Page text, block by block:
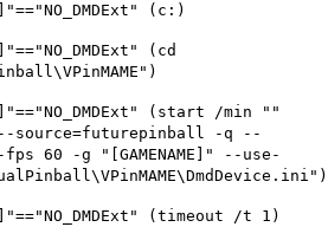
(c:)
(cd
(start /min ""
source=futurepinball -q --
60 -g "[GAMENAME]" --use-
(timeout /t 1)